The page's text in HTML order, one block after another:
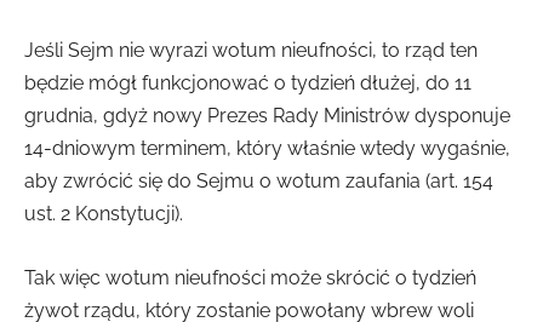
Jeśli Sejm nie wyrazi wotum nieufności, to rząd ten
będzie mógł funkcjonować o tydzień dłużej, do 11
grudnia, gdyż nowy Prezes Rady Ministrów dysponuje
14-dniowym terminem, który właśnie wtedy wygaśnie,
aby zwrócić się do Sejmu o wotum zaufania (art. 154
ust. 2 Konstytucji).
Tak więc wotum nieufności może skrócić o tydzień
żywot rządu, który zostanie powołany wbrew woli